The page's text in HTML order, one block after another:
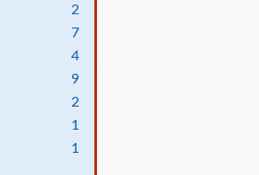
2
7
4
9
2
1
1